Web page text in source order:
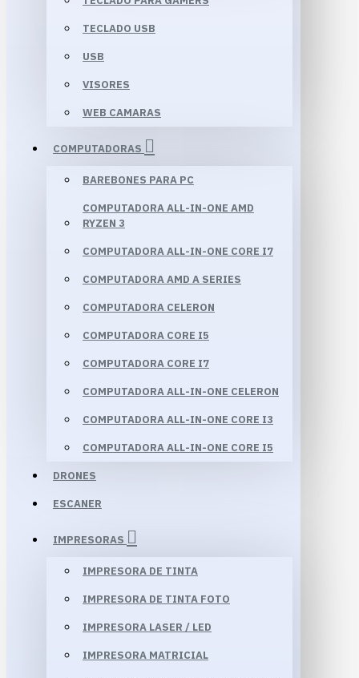
TECLADO USB
USB
VISORES
WEB CAMARAS
COMPUTADORAS
BAREBONES PARA PC
COMPUTADORA ALL-IN-ONE AMD
RYZEN 3
COMPUTADORA ALL-IN-ONE CORE I7
COMPUTADORA AMD A SERIES
COMPUTADORA CELERON
COMPUTADORA CORE I5
COMPUTADORA CORE I7
COMPUTADORA ALL-IN-ONE CELERON
COMPUTADORA ALL-IN-ONE CORE I3
COMPUTADORA ALL-IN-ONE CORE I5
DRONES
ESCANER
IMPRESORAS
IMPRESORA DE TINTA
IMPRESORA DE TINTA FOTO
IMPRESORA LASER / LED
IMPRESORA MATRICIAL